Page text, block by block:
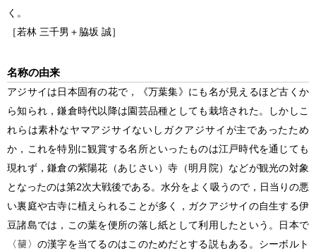
く。
［若林 三千男＋脇坂 誠］
名称の由来
アジサイは日本固有の花で，《万葉集》にも名が見えるほど古くか
ら知られ，鎌倉時代以降は園芸品種としても栽培された。しかしこ
れらは素朴なヤマアジサイないしガクアジサイが主であったため
か，これを特別に観賞する名所といったものは江戸時代を通じても
現れず，鎌倉の紫陽花（あじさい）寺（明月院）などが観光の対象
となったのは第2次大戦後である。水分をよく吸うので，日当りの悪
い裏庭や古寺に植えられることが多く，ガクアジサイの自生する伊
豆諸島では，この葉を便所の落し紙として利用したという。日本で
〈
〉の漢字を当てるのはこのためだとする説もある。シーボルト